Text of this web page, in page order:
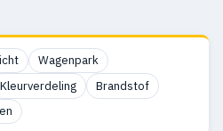
Wagenpark
Kleurverdeling
Brandstof